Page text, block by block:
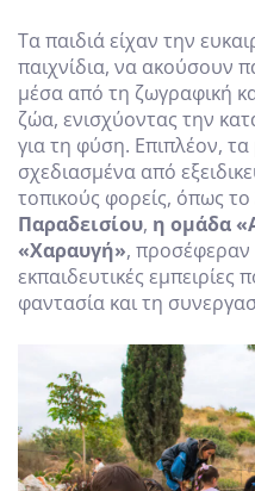
Τα παιδιά είχαν την
παιχνίδια, να ακούσουν
μέσα από τη ζωγραφική
ζώα, ενισχύοντας την
για τη φύση. Επιπλέον,
σχεδιασμένα από
τοπικούς φορείς, όπως το
Παραδεισίου, η ομάδα
«Χαραυγή», προσέφεραν
εκπαιδευτικές εμπειρίες
φαντασία και τη